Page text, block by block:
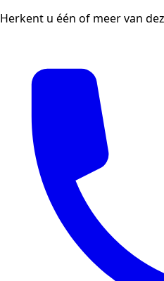
Herkent u één of meer van